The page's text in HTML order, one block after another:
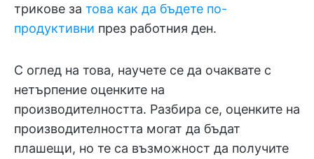
трикове за това как да бъдете по-
продуктивни през работния ден.
С оглед на това, научете се да очаквате с
нетърпение оценките на
производителността. Разбира се, оценките на
производителността могат да бъдат
плашещи, но те са възможност да получите